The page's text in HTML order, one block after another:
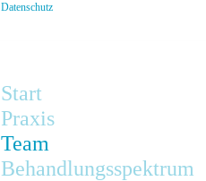
Datenschutz
Start
Praxis
Team
Behandlungsspektrum